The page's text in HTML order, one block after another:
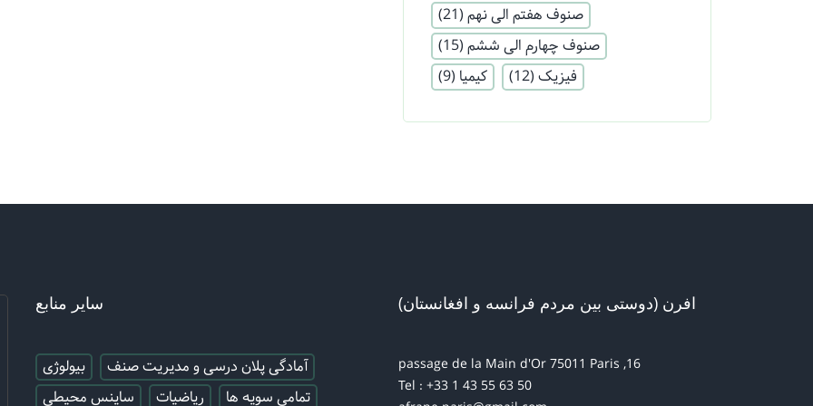
صنوف هفتم الی نهم (21)
صنوف چهارم الی ششم (15)
فیزیک (12) کیمیا (9)
افرن (دوستی بین مردم فرانسه و افغانستان)
16, passage de la Main d'Or 75011 Paris
Tel : +33 1 43 55 63 50
سایر منابع
آمادگی پلان درسی و مدیریت صنف
بیولوژی
تمامی سویه ها
ریاضیات ساینس محیطی